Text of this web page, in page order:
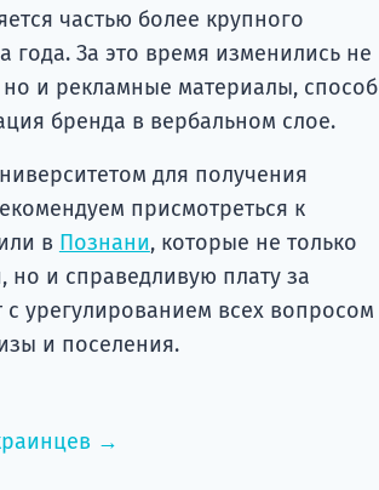
частью более крупного
года. За это время изменились не
но и рекламные материалы, способ
бренда в вербальном слое.
для получения
присмотреться к
в Познани, которые не только
и справедливую плату за
урегулированием всех вопросом
и поселения.
→